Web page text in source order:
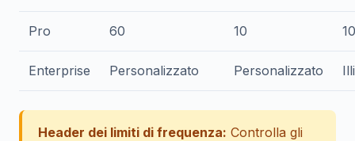
Pro 60 10
Enterprise Personalizzato Personalizzato
Header dei limiti di frequenza: Controlla gli